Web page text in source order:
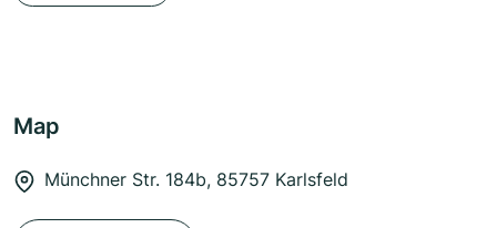
Map
Münchner Str. 184b, 85757 Karlsfeld